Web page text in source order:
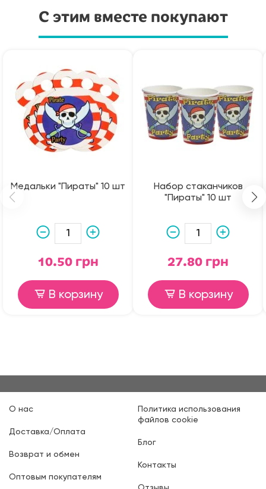
С этим вместе покупают
Медальки "Пираты" 10 шт
10.50 грн
В корзину
Набор стаканчиков
"Пираты" 10 шт
27.80 грн
В корзину
О нас
Доставка/Оплата
Возврат и обмен
Оптовым покупателям
Политика использования
файлов cookie
Блог
Контакты